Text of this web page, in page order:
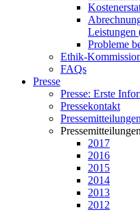
Probleme
Ethik-
FAQs
Presse
Presse: Erste
Pressekontakt
Pressemitteilungen
2017
2016
2015
2014
2013
2012